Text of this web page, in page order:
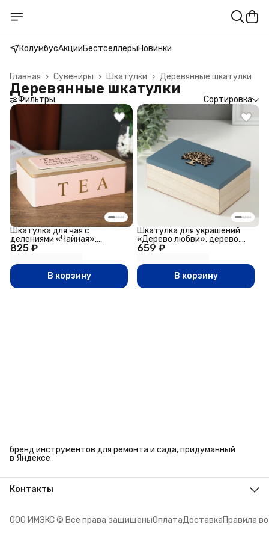
КолумбусАкцииБестселлерыНовинки
Деревянные шкатулки
Шкатулки ›
Сувениры ›
Главная ›
Деревянные шкатулки
Фильтры Сортировка
825 ₽
Шкатулка для чая с
делениями «Чайная»,
дерево, розовая с золотом,
В корзину
659 ₽
Шкатулка для украшений
«Дерево любви», дерево,
12×19×7 см
В корзину
бренд инструментов для ремонта и сада, придуманный
в Яндексе
Контакты
Телефон
ООО ИМЭКС © Все права защищеныОплатаДоставкаПравила